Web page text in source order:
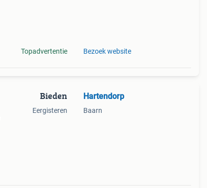
Topadvertentie Bezoek website
Bieden
Eergisteren
Hartendorp
Baarn